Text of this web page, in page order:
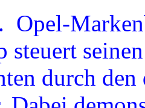
Opel-
steuert
durch